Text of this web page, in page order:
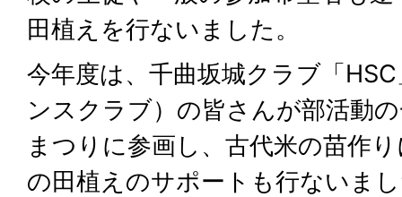
田植えを行ないました。
今年度は、千曲坂城クラブ「
ンスクラブ）の皆さんが部活動
まつりに参画し、古代米の苗作
の田植えのサポートも行ないま